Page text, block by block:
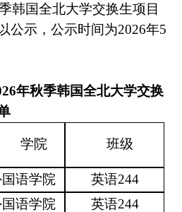
韩国全北大学交换生项目
公示，公示时间为2026年5
年秋季韩国全北大学交换
学院 班级
语学院
英语244
语学院 英语244